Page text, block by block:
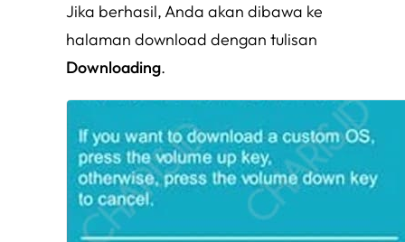
Jika berhasil, Anda akan dibawa ke
halaman download dengan tulisan
Downloading.